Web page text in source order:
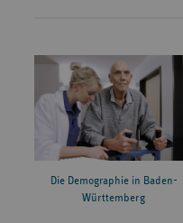
Die Demographie in Baden-
Württemberg